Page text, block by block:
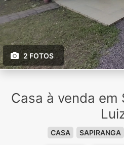
2 FOTOS
Casa à venda em
CASA SAPIRANGA